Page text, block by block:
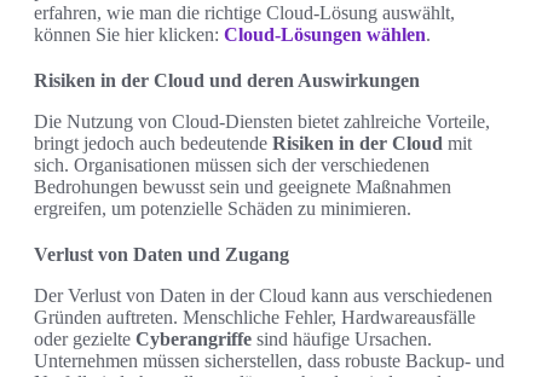
erfahren, wie man die richtige Cloud-Lösung auswählt,
können Sie hier klicken: Cloud-Lösungen wählen.
Risiken in der Cloud und deren Auswirkungen
Die Nutzung von Cloud-Diensten bietet zahlreiche Vorteile,
bringt jedoch auch bedeutende Risiken in der Cloud mit
sich. Organisationen müssen sich der verschiedenen
Bedrohungen bewusst sein und geeignete Maßnahmen
ergreifen, um potenzielle Schäden zu minimieren.
Verlust von Daten und Zugang
Der Verlust von Daten in der Cloud kann aus verschiedenen
Gründen auftreten. Menschliche Fehler, Hardwareausfälle
oder gezielte Cyberangriffe sind häufige Ursachen.
Unternehmen müssen sicherstellen, dass robuste Backup- und